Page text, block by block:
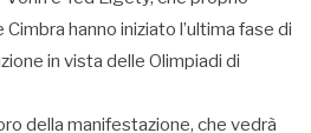
Cimbra hanno iniziato l’ultima fase di
in vista delle Olimpiadi di
della manifestazione, che vedrà